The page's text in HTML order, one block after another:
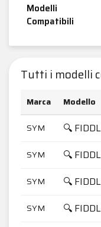
Modelli
Compatibili
Tutti i modelli
Marca Modello
SYM
🔍
SYM 🔍
SYM 🔍
SYM 🔍